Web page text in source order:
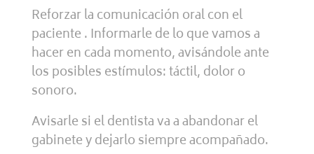
Reforzar la comunicación oral con el
paciente . Informarle de lo que vamos a
hacer en cada momento, avisándole ante
los posibles estímulos: táctil, dolor o
sonoro.
Avisarle si el dentista va a abandonar el
gabinete y dejarlo siempre acompañado.